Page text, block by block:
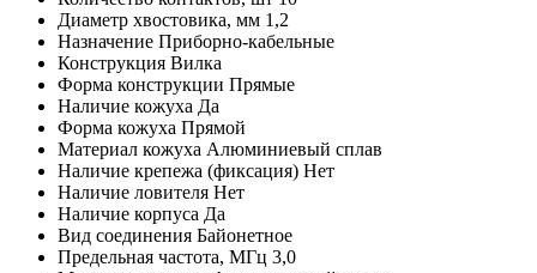
Диаметр хвостовика, мм 1,2
Назначение Приборно-кабельные
Конструкция Вилка
Форма конструкции Прямые
Наличие кожуха Да
Форма кожуха Прямой
Материал кожуха Алюминиевый сплав
Наличие крепежа (фиксация) Нет
Наличие ловителя Нет
Наличие корпуса Да
Вид соединения Байонетное
Предельная частота, МГц 3,0